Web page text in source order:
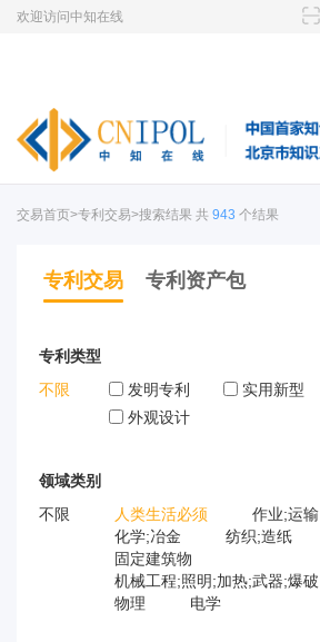
欢迎访问中知在线
交易首页>专利交易>搜索结果 共 943 个结果
专利交易 专利资产包
专利类型
不限
发明专利
实用新型
外观设计
领域类别
不限
人类生活必须
作业;运输
化学;冶金
纺织;造纸
固定建筑物
机械工程;照明;加热;武器;爆破
物理
电学